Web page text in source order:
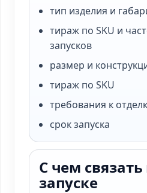
тип изделия и
тираж по SKU и
запусков
размер и
тираж по SKU
требования к
срок запуска
С чем
запуске